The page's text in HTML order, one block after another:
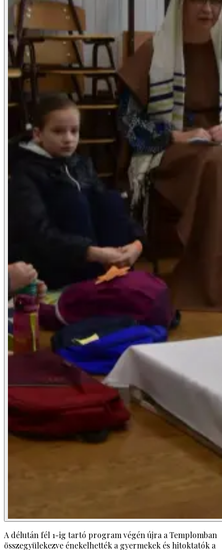
A délután fél 1-ig tartó program végén újra a Templomban
összegyülekezve énekelhették a gyermekek és hitoktatók a